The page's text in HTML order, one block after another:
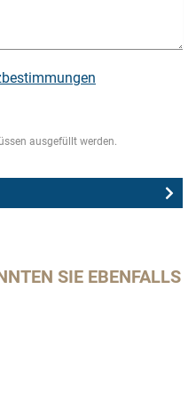
ausgefüllt werden.
SIE EBENFALLS